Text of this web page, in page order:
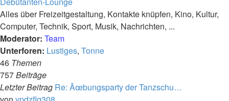
Alles über Freizeitgestaltung, Kontakte knüpfen, Kino, Kultur,
Computer, Technik, Sport, Musik, Nachrichten, ...
Moderator: Team
Unterforen: Lustiges, Tonne
46 Themen
757Beiträge
Letzter Beitrag Re: Ãœbungsparty der Tanzschu…